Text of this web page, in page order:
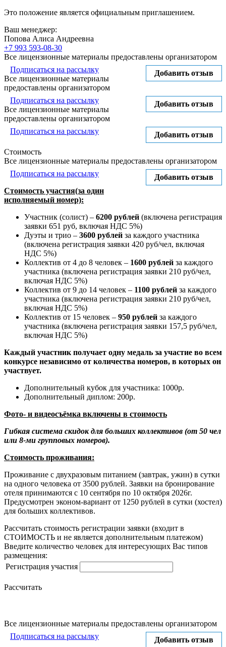
Это положение является официальным приглашением.
Ваш менеджер:
Попова Алиса Андреевна
+7 993 593-08-30
Все лицензионные материалы предоставлены организатором
Добавить отзыв
Подписаться на рассылку
Все лицензионные материалы
предоставлены организатором
Добавить отзыв
Подписаться на рассылку
Все лицензионные материалы
предоставлены организатором
Добавить отзыв
Подписаться на рассылку
Стоимость
Все лицензионные материалы предоставлены организатором
Добавить отзыв
Подписаться на рассылку
Стоимость участия(за один
исполняемый номер):
Участник (солист) – 6200 рублей (включена регистрация
заявки 651 руб, включая НДС 5%)
Дуэты и трио – 3600 рублей за каждого участника
(включена регистрация заявки 420 руб/чел, включая
НДС 5%)
Коллектив от 4 до 8 человек – 1600 рублей за каждого
участника (включена регистрация заявки 210 руб/чел,
включая НДС 5%)
Коллектив от 9 до 14 человек – 1100 рублей за каждого
участника (включена регистрация заявки 210 руб/чел,
включая НДС 5%)
Коллектив от 15 человек – 950 рублей за каждого
участника (включена регистрация заявки 157,5 руб/чел,
включая НДС 5%)
Каждый участник получает одну медаль за участие во всем
конкурсе независимо от количества номеров, в которых он
участвует.
Дополнительный кубок для участника: 1000р.
Дополнительный диплом: 200р.
Фото- и видеосъёмка включены в стоимость
Гибкая система скидок для больших коллективов (от 50 чел
или 8-ми групповых номеров).
Стоимость проживания:
Проживание с двухразовым питанием (завтрак, ужин) в сутки
на одного человека от 3500 рублей. Заявки на бронирование
отеля принимаются с 10 сентября по 10 октября 2026г.
Предусмотрен эконом-вариант от 1250 рублей в сутки (хостел)
для больших коллективов.
Рассчитать стоимость регистрации заявки (входит в
СТОИМОСТЬ и не является дополнительным платежом)
Введите количество человек для интересующих Вас типов
размещения:
Регистрация участия
Рассчитать
Все лицензионные материалы предоставлены организатором
Добавить отзыв
Подписаться на рассылку